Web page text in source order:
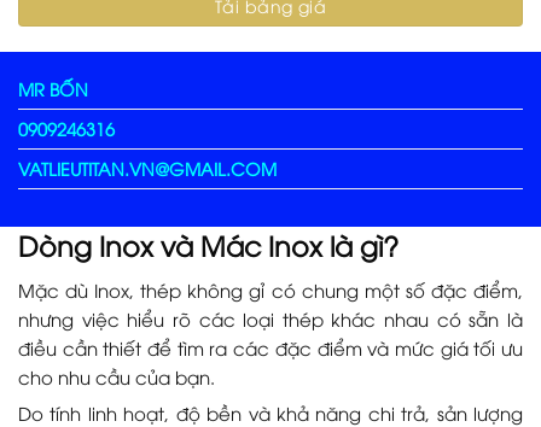
MR BỐN
0909246316
VATLIEUTITAN.VN@GMAIL.COM
Dòng Inox và Mác Inox là gì?
Mặc dù Inox, thép không gỉ có chung một số đặc điểm,
nhưng việc hiểu rõ các loại thép khác nhau có sẵn là
điều cần thiết để tìm ra các đặc điểm và mức giá tối ưu
cho nhu cầu của bạn.
Do tính linh hoạt, độ bền và khả năng chi trả, sản lượng